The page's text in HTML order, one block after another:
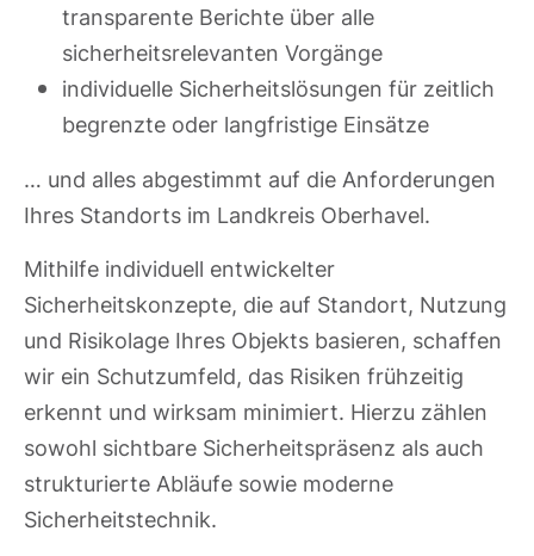
transparente Berichte über alle
sicherheitsrelevanten Vorgänge
individuelle Sicherheitslösungen für zeitlich
begrenzte oder langfristige Einsätze
… und alles abgestimmt auf die Anforderungen
Ihres Standorts im Landkreis Oberhavel.
Mithilfe individuell entwickelter
Sicherheitskonzepte, die auf Standort, Nutzung
und Risikolage Ihres Objekts basieren, schaffen
wir ein Schutzumfeld, das Risiken frühzeitig
erkennt und wirksam minimiert. Hierzu zählen
sowohl sichtbare Sicherheitspräsenz als auch
strukturierte Abläufe sowie moderne
Sicherheitstechnik.